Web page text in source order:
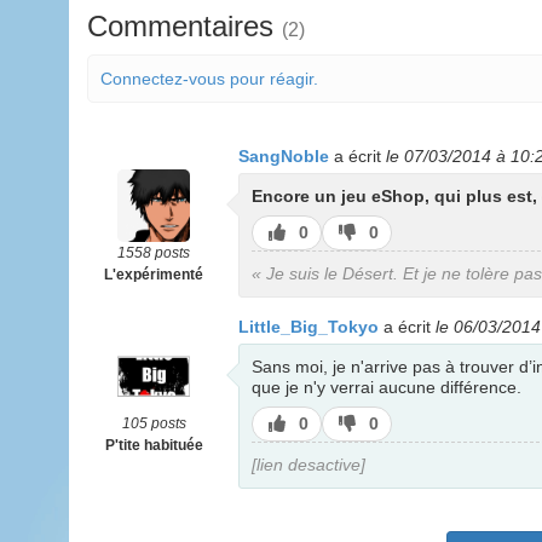
Commentaires (2)
Connectez-vous pour réagir.
1558 posts
L'expérimenté
SangNoble a écrit le 07/03/2014 à
Encore un jeu eShop, qui plus
J’aime
0
J’aime
pas
0
« Je suis le Désert. Et je ne tolère
105 posts
P'tite habituée
Little_Big_Tokyo a écrit le 06/03/
Sans moi, je n'arrive pas à trouver
que je n'y verrai aucune différence.
J’aime
0
J’aime
pas
0
[lien desactive]